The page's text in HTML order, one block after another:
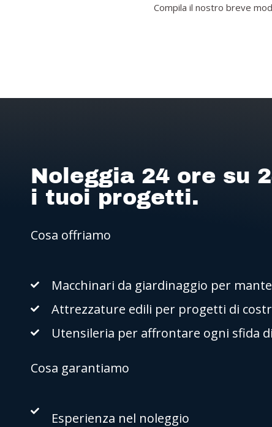
Compila il nostro breve
Noleggia 24 ore su
i tuoi progetti.
Cosa offriamo
Macchinari da giardinaggio per
Attrezzature edili per progetti di
Utensileria per affrontare ogni sfida
Cosa garantiamo
Esperienza nel noleggio